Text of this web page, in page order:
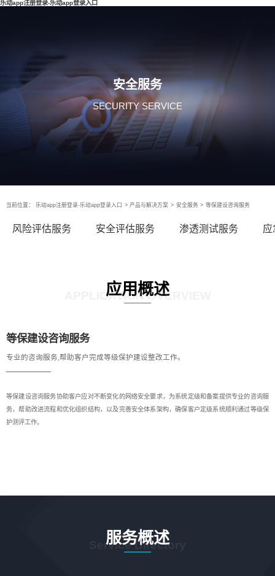
乐动app注册登录-乐动app登录入口
安全服务
SECURITY SERVICE
当前位置： 乐动app注册登录-乐动app登录入口 > 产品与解决方案 > 安全服务 > 等保建设咨询服务
风险评估服务 安全评估服务 渗透测试服务 应
应用概述
APPLICATION OVERVIEW
等保建设咨询服务
专业的咨询服务,帮助客户完成等级保护建设整改工作。
等保建设咨询服务协助客户应对不断变化的网络安全要求，为系统定级和备案提供专业的咨询服
务，帮助改进流程和优化组织结构，以及完善安全体系架构，确保客户定级系统顺利通过等级保
护测评工作。
服务概述
Service Directory